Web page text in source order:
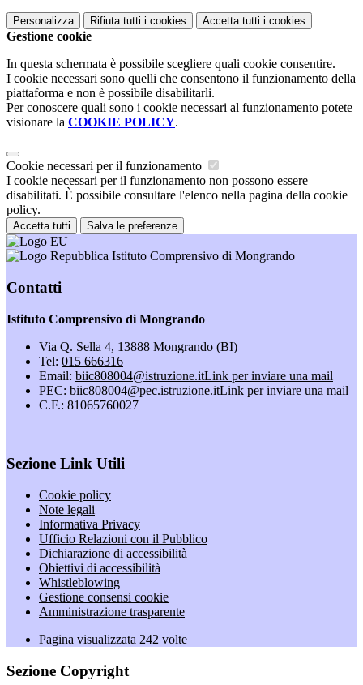
Personalizza Rifiuta tutti i cookies Accetta tutti i cookies
Gestione cookie
In questa schermata è possibile scegliere quali cookie consentire.
I cookie necessari sono quelli che consentono il funzionamento della
piattaforma e non è possibile disabilitarli.
Per conoscere quali sono i cookie necessari al funzionamento potete
visionare la COOKIE POLICY.
Cookie necessari per il funzionamento
I cookie necessari per il funzionamento non possono essere
disabilitati. È possibile consultare l'elenco nella pagina della cookie
policy.
Accetta tutti Salva le preferenze
Istituto Comprensivo di Mongrando
Contatti
Istituto Comprensivo di Mongrando
Via Q. Sella 4, 13888 Mongrando (BI)
Tel: 015 666316
Email: biic808004@istruzione.itLink per inviare una mail
PEC: biic808004@pec.istruzione.itLink per inviare una mail
C.F.: 81065760027
Sezione Link Utili
Cookie policy
Note legali
Informativa Privacy
Ufficio Relazioni con il Pubblico
Dichiarazione di accessibilità
Obiettivi di accessibilità
Whistleblowing
Gestione consensi cookie
Amministrazione trasparente
Pagina visualizzata 242 volte
Sezione Copyright